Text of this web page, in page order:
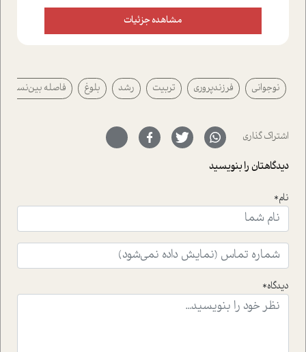
علیخواه، جامعه شناس در بخش های مختلف تلاش کرده ایم
از دریچه های گوناگون به این موضوع مهم بپردازیم.فصل
پیرامون آن آشنا می کند.در بخش دو فنجان داغ به سراغ افرادی
رفته ایم که موفقیت را در عمل به اثبات رسانده اند؛ سید
حمیدرضا محتشمی که بیست و پنجمین سال فعالیت حرفه
سر نهاده است و نیز کرامت عزیز زاده؛ سفیر صلح و دوستی که
با رکاب زدن در بیش از هفتاد کشور و کاشتن درخت، به نماد
حمایت از محیط زیست و منابع طبیعی تبدیل گشته
است.فصل روایت اجنبی ها در این شماره به دو موضوع
ای که به زندگی شگفت انگیز جین گودال و تاثیرات کاوش های
ایشان در حوزه ی شامپانزه ها بر زندگی امروزی ما نگاهی
افکنده است.فصل اتاق 333 شما را پای صحبت یک تجربه ی
واقعی در ارتباط با اختلال شخصیت اسکزوئید و مشکلات و نیز
راهکارهای حل آن قرار می دهد که در اتاق درمان اتفاق افتاده
موثرترین راهکارهای استفاده از هوش مصنوعی در حوزه های
مشاهده جزئیات
نوجوانی فرزندپروری تربیت رشد بلوغ فاصله بين‌نسلي
اشتراک گذاری
دیدگاهتان را بنویسید
نام*
دیدگاه*